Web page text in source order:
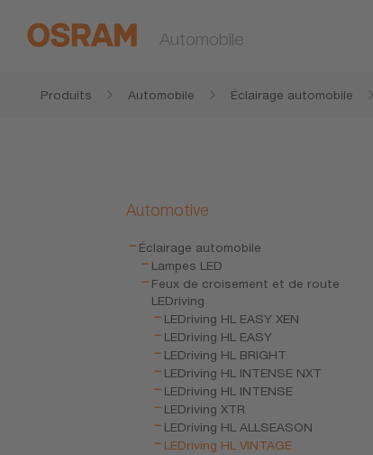
Automobile
Produits Automobile Éclairage automobile
Automotive
Éclairage automobile
Lampes LED
Feux de croisement et de route
LEDriving
LEDriving HL EASY XEN
LEDriving HL EASY
LEDriving HL BRIGHT
LEDriving HL INTENSE NXT
LEDriving HL INTENSE
LEDriving XTR
LEDriving HL ALLSEASON
LEDriving HL VINTAGE